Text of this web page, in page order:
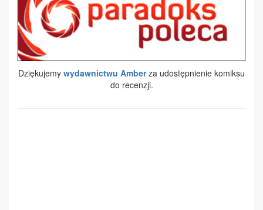
Dziękujemy wydawnictwu Amber za udostępnienie komiksu
do recenzji.